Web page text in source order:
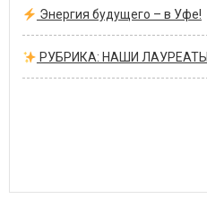
Энергия будущего – в Уфе!
РУБРИКА: НАШИ ЛАУРЕАТЫ